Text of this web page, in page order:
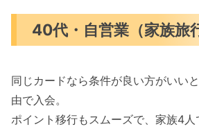
40代・自営業（家族旅
同じカードなら条件が良い方がいい
由で入会。
ポイント移行もスムーズで、家族4